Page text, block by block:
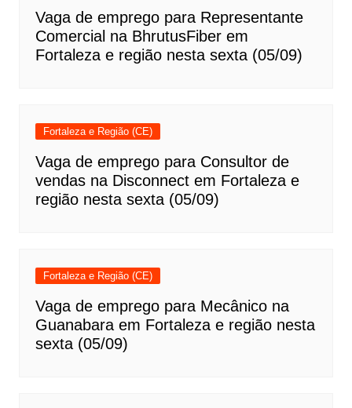
Vaga de emprego para Representante
Comercial na BhrutusFiber em
Fortaleza e região nesta sexta (05/09)
Fortaleza e Região (CE)
Vaga de emprego para Consultor de
vendas na Disconnect em Fortaleza e
região nesta sexta (05/09)
Fortaleza e Região (CE)
Vaga de emprego para Mecânico na
Guanabara em Fortaleza e região nesta
sexta (05/09)